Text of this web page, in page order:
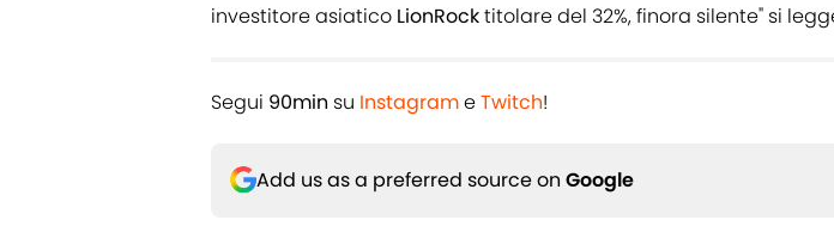
investitore asiatico LionRocktitolare del 32%, finora silente" si
Segui 90min su InstagrameTwitch!
Add us as a preferred source on Google